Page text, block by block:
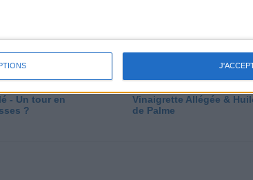
- Un tour en
?
Vinaigrette Allégée &
de Palme